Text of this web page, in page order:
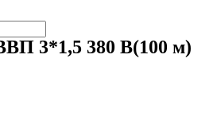
3*1,5 380 В(100 м)